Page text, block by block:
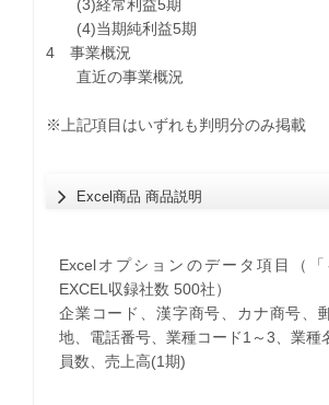
(3)経常利益5期
(4)当期純利益5期
4 事業概況
直近の事業概況
※上記項目はいずれも判明分のみ掲載
Excel商品 商品説明
Excelオプションのデータ項目（
EXCEL収録社数 500社）
企業コード、漢字商号、カナ商号、
地、電話番号、業種コード1～3、業種
員数、売上高(1期)